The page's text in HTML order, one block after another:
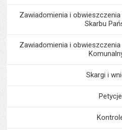
Zawiadomienia i
Skarbu
Zawiadomienia i
Skargi i
Petycje